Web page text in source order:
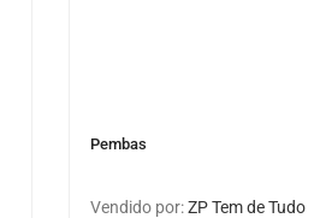
Pembas
Vendido por:ZP Tem de Tudo